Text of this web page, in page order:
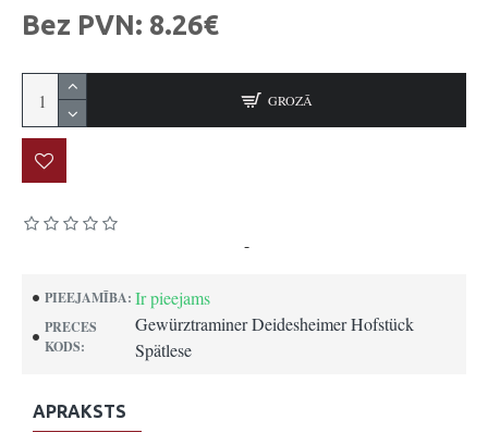
PIEEJAMĪBA: Ir pieejams
PRECES
KODS:
Gewürztraminer Deidesheimer Hofstück
Spätlese
-
Bez PVN: 8.26€
GROZĀ
APRAKSTS